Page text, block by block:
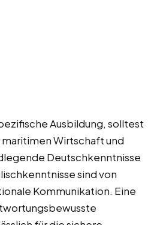
Ausbildung, solltest
Wirtschaft und
Deutschkenntnisse
sind von
Kommunikation. Eine